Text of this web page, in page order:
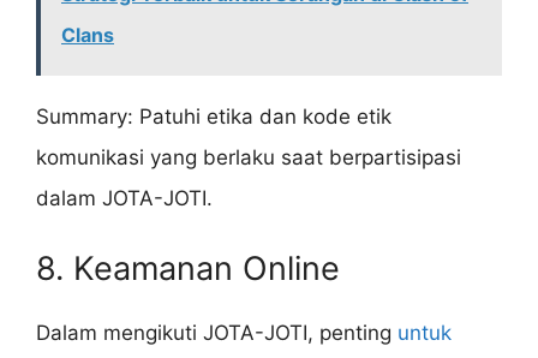
Clans
Summary: Patuhi etika dan kode etik
komunikasi yang berlaku saat berpartisipasi
dalam JOTA-JOTI.
8. Keamanan Online
Dalam mengikuti JOTA-JOTI, penting untuk